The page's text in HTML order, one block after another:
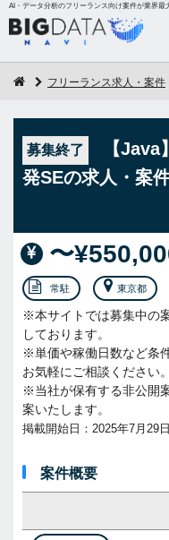
AI・データ分析のフリーランス向け案件が業界最
フリーランス求人・案件
募集終了
【Java
発SEの求人・案
〜
常駐 東京都
※本サイトでは募集中の
しております。
※単価や稼働日数など条
お気軽にご相談ください。
※当社が保有する非公開
案いたします。
掲載開始日：2025年7月29日
案件概要